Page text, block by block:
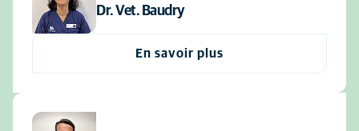
Dr. Vet. Baudry
En savoir plus